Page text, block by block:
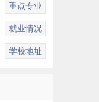
重点专业
就业情况
学校地址